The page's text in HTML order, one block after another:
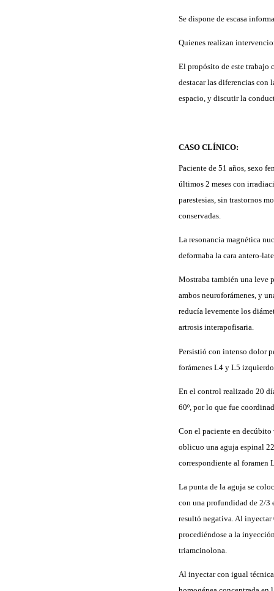
Se dispone de escasa
Quienes realizan
El propósito de este trabajo
destacar las diferencias
espacio, y discutir la
CASO CLÍNICO:
Paciente de 51 años, sexo
últimos 2 meses con
parestesias, sin trastornos
conservadas.
La resonancia magnética
deformaba la cara antero-
Mostraba también una leve
ambos neuroforámenes, y
reducía levemente los
artrosis interapofisaria.
Persistió con intenso dolor
forámenes L4 y L5
En el control realizado 20
60º, por lo que fue
Con el paciente en
oblicuo una aguja espinal
correspondiente al foramen
La punta de la aguja se
con una profundidad de 2/3
resultó negativa. Al
procediéndose a la
triamcinolona.
Al inyectar con igual